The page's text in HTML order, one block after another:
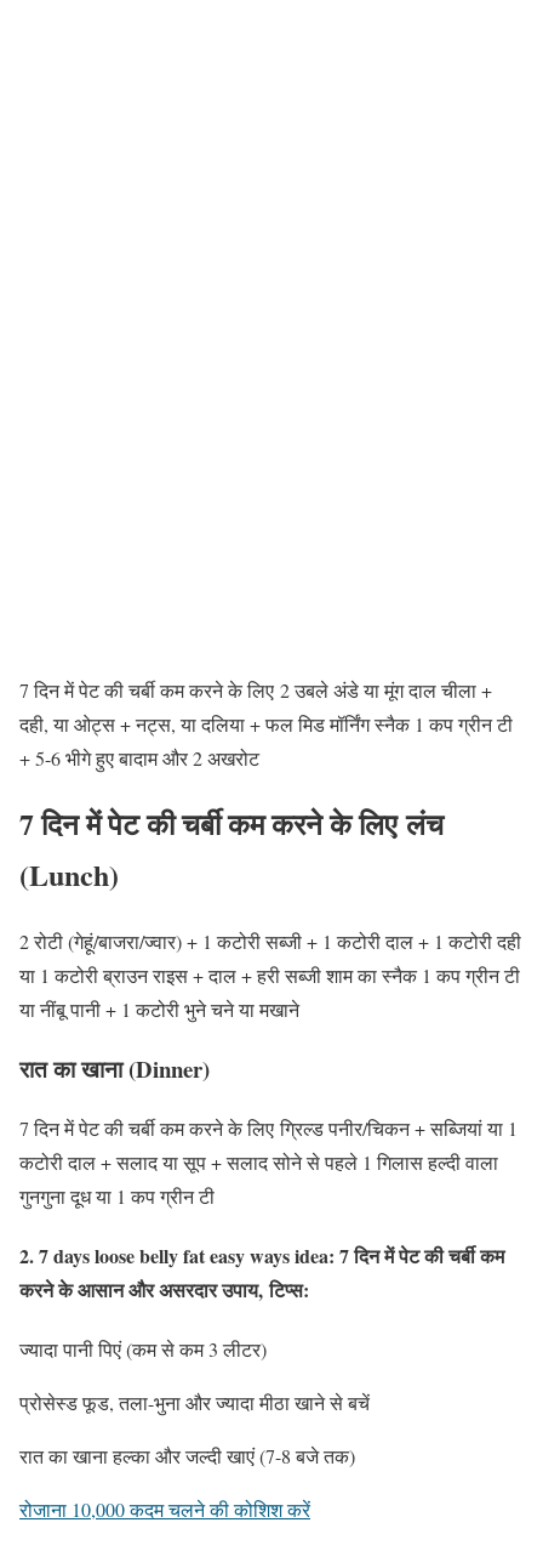
7 दिन में पेट की चर्बी कम करने के लिए 2 उबले अंडे या मूंग दाल चीला +
दही, या ओट्स + नट्स, या दलिया + फल मिड मॉर्निंग स्नैक 1 कप ग्रीन टी
+ 5-6 भीगे हुए बादाम और 2 अखरोट
7 दिन में पेट की चर्बी कम करने के लिएलंच
(Lunch)
2 रोटी (गेहूं/बाजरा/ज्वार) + 1 कटोरी सब्जी + 1 कटोरी दाल + 1 कटोरी दही
या 1 कटोरी ब्राउन राइस + दाल + हरी सब्जी शाम का स्नैक 1 कप ग्रीन टी
या नींबू पानी + 1 कटोरी भुने चने या मखाने
रात का खाना (Dinner)
7 दिन में पेट की चर्बी कम करने के लिएग्रिल्ड पनीर/चिकन + सब्जियां या 1
कटोरी दाल + सलाद या सूप + सलाद सोने से पहले 1 गिलास हल्दी वाला
गुनगुना दूध या 1 कप ग्रीन टी
2. 7 days loose belly fat easy ways idea: 7 दिन में पेट की चर्बी कम
करने के आसान और असरदार उपाय,टिप्स:
ज्यादा पानी पिएं (कम से कम 3 लीटर)
प्रोसेस्ड फूड, तला-भुना और ज्यादा मीठा खाने से बचें
रात का खाना हल्का और जल्दी खाएं (7-8 बजे तक)
रोजाना 10,000 कदम चलने की कोशिश करें